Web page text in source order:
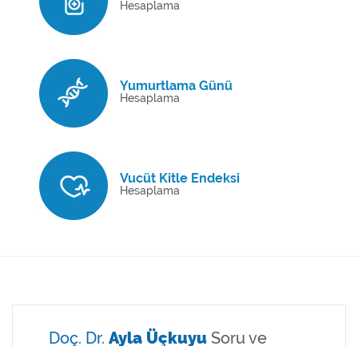
Hesaplama
Yumurtlama Günü
Hesaplama
Vucüt Kitle Endeksi
Hesaplama
Doç. Dr. Ayla Üçkuyu Soru ve